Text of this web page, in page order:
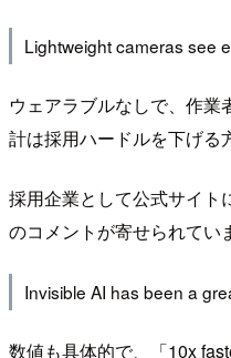
Lightweight cameras see
ウェアラブルなしで、作
計は採用ハードルを下げる
採用企業として公式サイト
のコメントが寄せられてい
Invisible AI has been a
数値も具体的で、「10x